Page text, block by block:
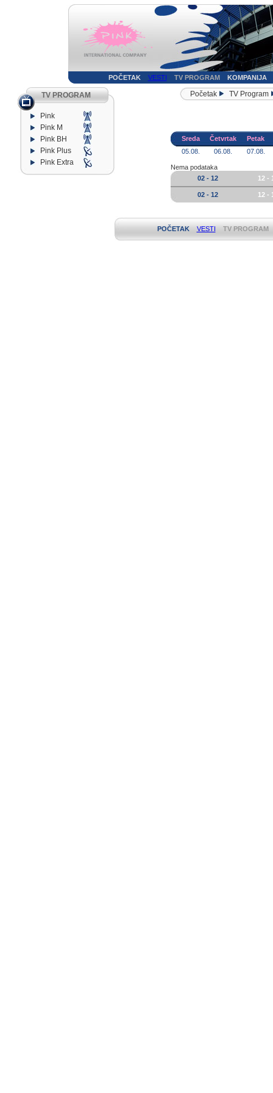
POČETAK VESTI TV PROGRAM KOMPANIJA
TV PROGRAM
Pink
Pink M
Pink BH
Pink Plus
Pink Extra
Početak TV Program
Sreda Četvrtak
Petak
05.08.
06.08. 07.08.
Nema podataka
02 - 12
12 -
02 - 12 12 -
POČETAK VESTI TV PROGRAM